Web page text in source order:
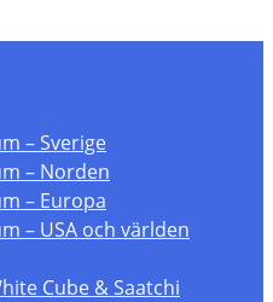
– Sverige
– Norden
– Europa
– USA och världen
Cube & Saatchi